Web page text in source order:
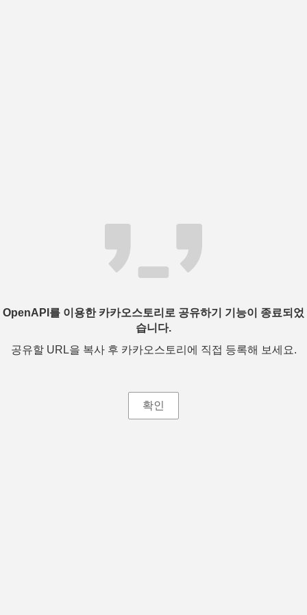
OpenAPI를 이용한 카카오스토리로 공유하기 기능이 종료되었
습니다.
공유할 URL을 복사 후 카카오스토리에 직접 등록해 보세요.
확인